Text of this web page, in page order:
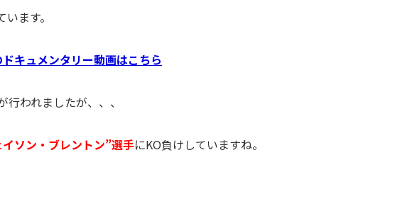
ます。
キュメンタリー動画はこちら
われましたが、、、
ソン・ブレントン”選手にKO負けしていますね。